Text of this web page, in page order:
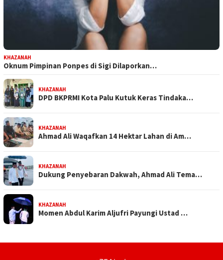
KHAZANAH
Oknum Pimpinan Ponpes di Sigi Dilaporkan…
KHAZANAH
DPD BKPRMI Kota Palu Kutuk Keras Tindaka…
KHAZANAH
Ahmad Ali Waqafkan 14 Hektar Lahan di Am…
KHAZANAH
Dukung Penyebaran Dakwah, Ahmad Ali Tema…
KHAZANAH
Momen Abdul Karim Aljufri Payungi Ustad …